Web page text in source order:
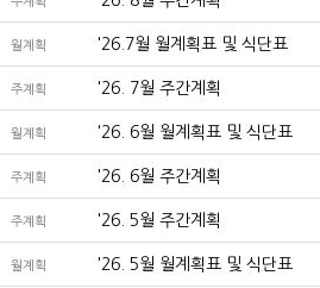
월계획 '26.7월 월계획표 및 식단표
주계획 '26. 7월 주간계획
월계획 '26. 6월 월계획표 및 식단표
주계획 '26. 6월 주간계획
주계획 '26. 5월 주간계획
월계획 '26. 5월 월계획표 및 식단표